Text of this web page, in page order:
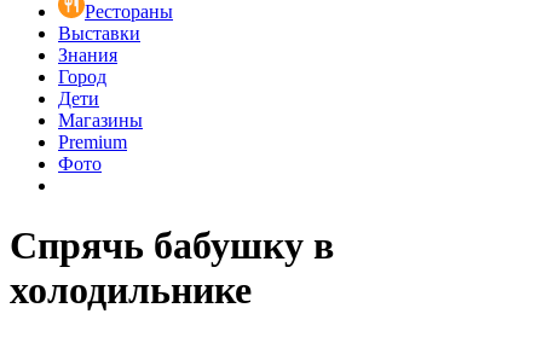
Рестораны
Выставки
Знания
Город
Дети
Магазины
Premium
Фото
Спрячь бабушку в
холодильнике